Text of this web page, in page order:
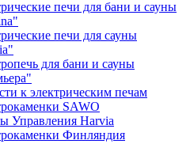
печи для бани и сауны
печи для сауны
для бани и сауны
к электрическим печам
SAWO
Управления Harvia
Финляндия